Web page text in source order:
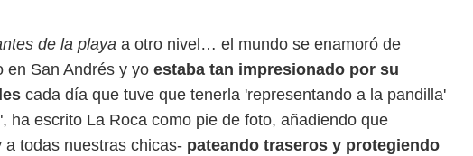
de la playa a otro nivel… el mundo se enamoró de
en San Andrés y yo estaba tan impresionado por su
cada día que tuve que tenerla 'representando a la pandilla'
ha escrito La Roca como pie de foto, añadiendo que
a todas nuestras chicas- pateando traseros y protegiendo